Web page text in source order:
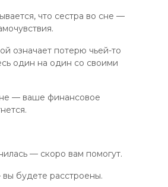
что сестра во сне —
означает потерю чьей-то
один на один со своими
— ваше финансовое
— скоро вам помогут.
будете расстроены.